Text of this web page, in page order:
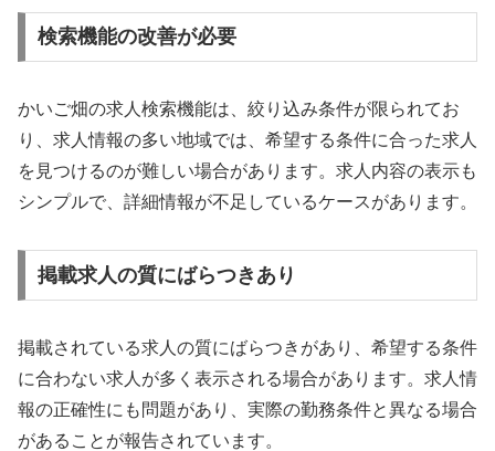
検索機能の改善が必要
かいご畑の求人検索機能は、絞り込み条件が限られてお
り、求人情報の多い地域では、希望する条件に合った求人
を見つけるのが難しい場合があります。求人内容の表示も
シンプルで、詳細情報が不足しているケースがあります。
掲載求人の質にばらつきあり
掲載されている求人の質にばらつきがあり、希望する条件
に合わない求人が多く表示される場合があります。求人情
報の正確性にも問題があり、実際の勤務条件と異なる場合
があることが報告されています。